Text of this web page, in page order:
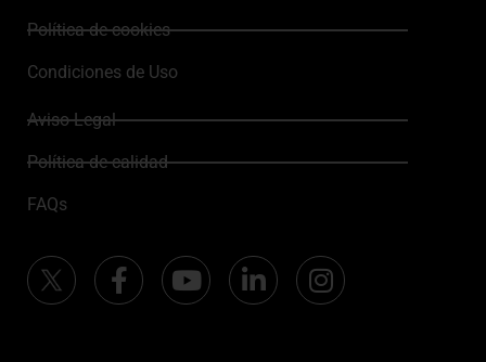
Política de cookies
Condiciones de Uso
Aviso Legal
Política de calidad
FAQs